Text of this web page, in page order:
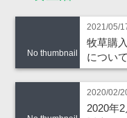
No thumbnail
2021/05/
牧草購
について
2020/02/
2020年